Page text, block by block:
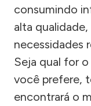
consumindo
alta
necessidades
Seja qual for
você prefere,
encontrará o